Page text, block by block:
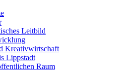
Leitbild
Kreativwirtschaft
Lippstadt
Raum